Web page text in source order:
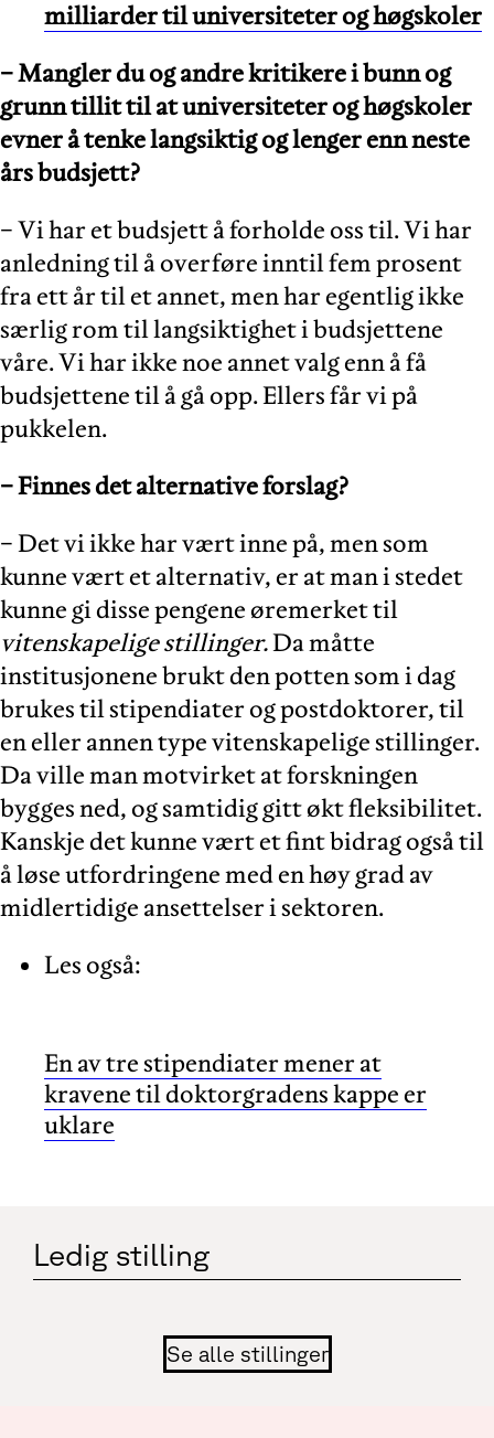
milliarder til universiteter og høgskoler
− Mangler du og andre kritikere i bunn og
grunn tillit til at universiteter og høgskoler
evner å tenke langsiktig og lenger enn neste
års budsjett?
− Vi har et budsjett å forholde oss til. Vi har
anledning til å overføre inntil fem prosent
fra ett år til et annet, men har egentlig ikke
særlig rom til langsiktighet i budsjettene
våre. Vi har ikke noe annet valg enn å få
budsjettene til å gå opp. Ellers får vi på
pukkelen.
− Finnes det alternative forslag?
− Det vi ikke har vært inne på, men som
kunne vært et alternativ, er at man i stedet
kunne gi disse pengene øremerket til
vitenskapelige stillinger.Da måtte
institusjonene brukt den potten som i dag
brukes til stipendiater og postdoktorer, til
en eller annen type vitenskapelige stillinger.
Da ville man motvirket at forskningen
bygges ned, og samtidig gitt økt fleksibilitet.
Kanskje det kunne vært et fint bidrag også til
å løse utfordringene med en høy grad av
midlertidige ansettelser i sektoren.
Les også:
En av tre stipendiater mener at
kravene til doktorgradens kappe er
uklare
Ledig stilling
Se alle stillinger